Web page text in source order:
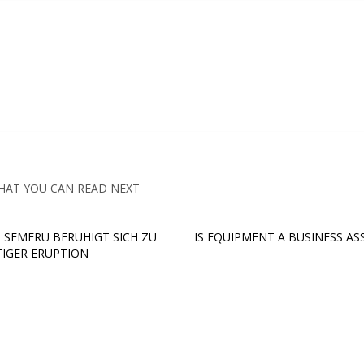
YOU CAN READ NEXT
BERUHIGT SICH ZU
ERUPTION
IS EQUIPMENT A BUSINESS